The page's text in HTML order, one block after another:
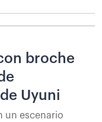
broche
Uyuni
un escenario